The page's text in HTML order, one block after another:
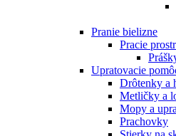
Pranie bielizne
Pracie
Upratovacie
Drôtenky a
Metličky a
Mopy a
Prachovky